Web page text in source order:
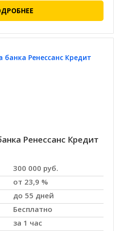
Ренессанс Кредит
300 000 руб.
от 23,9 %
до 55 дней
Бесплатно
за 1 час